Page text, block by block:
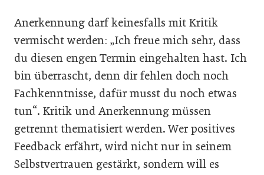
Anerkennung darf keinesfalls mit Kritik
vermischt werden: „Ich freue mich sehr, dass
du diesen engen Termin eingehalten hast. Ich
bin überrascht, denn dir fehlen doch noch
Fachkenntnisse, dafür musst du noch etwas
tun“. Kritik und Anerkennung müssen
getrennt thematisiert werden. Wer positives
Feedback erfährt, wird nicht nur in seinem
Selbstvertrauen gestärkt, sondern will es